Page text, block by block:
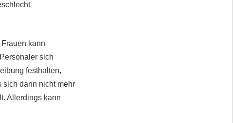
kann
sich
festhalten,
sich dann nicht mehr
Allerdings kann